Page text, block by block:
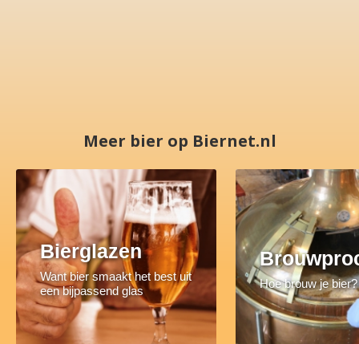
Meer bier op Biernet.nl
Bierglazen
Want bier smaakt het best uit
een bijpassend glas
Hoe brouw je bier?